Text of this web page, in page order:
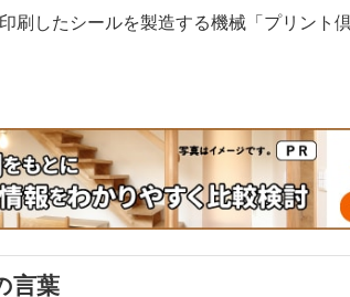
刷したシールを製造する機械「プリント
言葉